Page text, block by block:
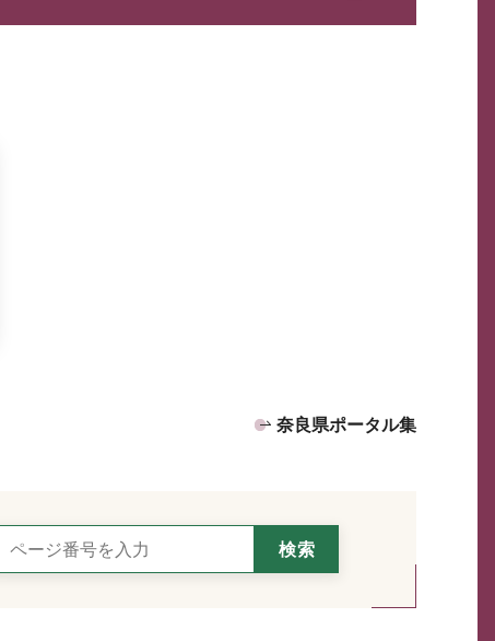
奈良県ポータル集